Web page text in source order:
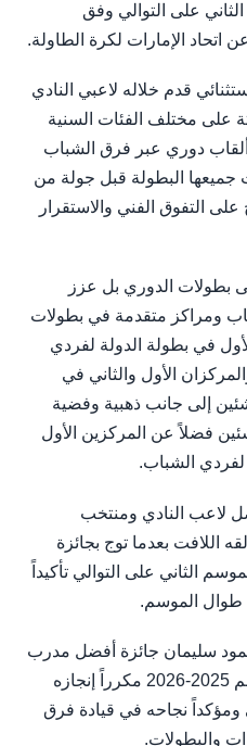
على التوالي وفق
اتحاد الإمارات لكرة الطاولة.
قدم خلاله لاعبي النادي
على مختلف الفئات السنية
دوري عبر فرق الشباب
جميعها البطولة قبل جولة من
التفوق الفني والاستقرار
بطولات الدوري بل عزز
ومراكز متقدمة في بطولات
في بطولة الدولة لفردي
الأول والثاني في
إلى جانب ذهبية وفضية
فضلاً عن المركزين الأول
لفردي الشباب.
لاعب النادي ومنتخب
اللافت بعدما توج بجائزة
الثاني على التوالي تأكيداً
طوال الموسم.
سليمان جائزة أفضل مدرب
على مستوى أندية الدولة للموسم 2025-2026 مكرراً إنجازه
نجاحه في قيادة فرق
والبطولات.